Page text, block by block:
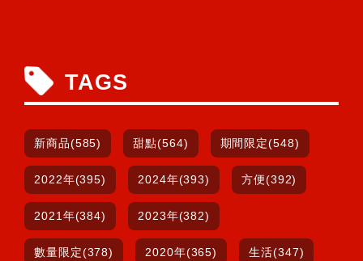
TAGS
新商品(585) 甜點(564) 期間限定(548)
2022年(395) 2024年(393) 方便(392)
2021年(384) 2023年(382)
數量限定(378) 2020年(365) 生活(347)